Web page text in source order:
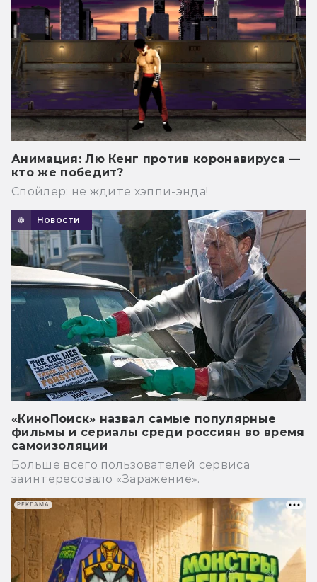
Анимация: Лю Кенг против коронавируса —
кто же победит?
Спойлер: не ждите хэппи-энда!
Новости
«КиноПоиск» назвал самые популярные
фильмы и сериалы среди россиян во время
самоизоляции
Больше всего пользователей сервиса
заинтересовало «Заражение».
РЕКЛАМА